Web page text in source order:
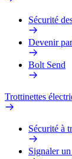
Sécurité
Devenir
Bolt Send
Trottinettes
Sécurité à
Signaler